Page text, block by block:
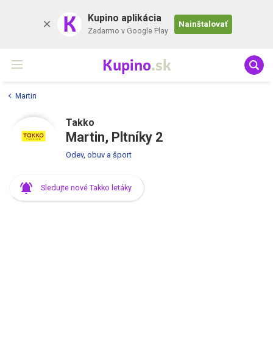
K Kupino aplikácia
Zadarmo v Google Play
Nainštalovať
Kupino.sk
Martin
Takko
Martin, Pltníky 2
Odev, obuv a šport
Sledujte nové Takko letáky